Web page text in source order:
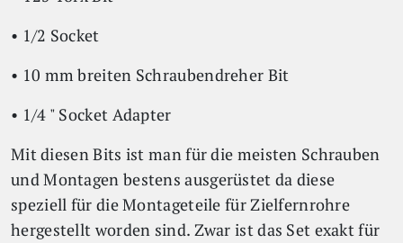
• 1/2 Socket
• 10 mm breiten Schraubendreher Bit
• 1/4 " Socket Adapter
Mit diesen Bits ist man für die meisten Schrauben
und Montagen bestens ausgerüstet da diese
speziell für die Montageteile für Zielfernrohre
hergestellt worden sind. Zwar ist das Set exakt für